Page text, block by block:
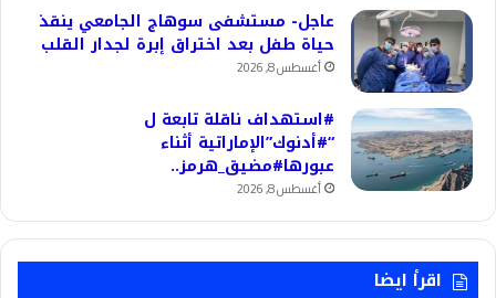
عاجل- مستشفى سوهاج الجامعي ينقذ
حياة طفل بعد اختراق إبرة لجدار القلب
أغسطس 8, 2026
#استهداف ناقلة تابعة ل
“#أدنوك”الإماراتية أثناء
عبورها#مضيق_هرمز..
أغسطس 8, 2026
اقرأ ايضا